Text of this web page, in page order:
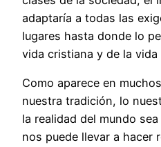
adaptaría a todas las
lugares hasta donde lo
vida cristiana y de la vida
Como aparece en
nuestra tradición, lo
la realidad del mundo
nos puede llevar a hacer